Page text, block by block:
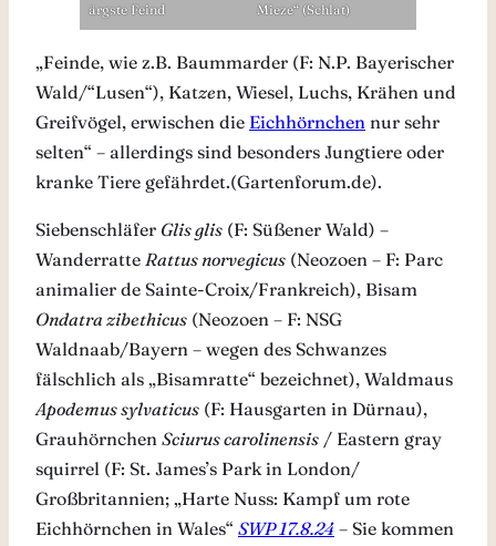
ärgste Feind
Mieze“ (Schlat)
„Feinde, wie z.B. Baummarder (F: N.P. Bayerischer
Wald/“Lusen“), Katzen, Wiesel, Luchs, Krähen und
Greifvögel, erwischen die Eichhörnchen nur sehr
selten“ – allerdings sind besonders Jungtiere oder
kranke Tiere gefährdet.(Gartenforum.de).
Siebenschläfer Glis glis (F: Süßener Wald) –
Wanderratte Rattus norvegicus (Neozoen – F: Parc
animalier de Sainte-Croix/Frankreich), Bisam
Ondatra zibethicus (Neozoen – F: NSG
Waldnaab/Bayern – wegen des Schwanzes
fälschlich als „Bisamratte“ bezeichnet), Waldmaus
Apodemus sylvaticus (F: Hausgarten in Dürnau),
Grauhörnchen Sciurus carolinensis / Eastern gray
squirrel (F: St. James’s Park in London/
Großbritannien; „Harte Nuss: Kampf um rote
Eichhörnchen in Wales“ SWP 17.8.24 – Sie kommen